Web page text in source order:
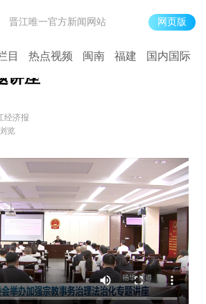
晋江唯一官方新闻网站 网页版
目 热点视频 闽南 福建 国内国际
委会举办加强宗教事务治
讲座
经济报
览